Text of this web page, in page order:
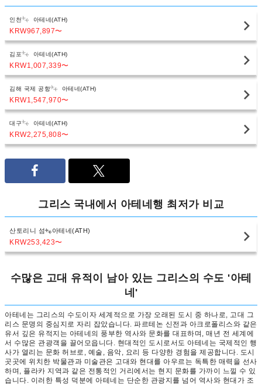
인천 아테네(ATH)
KRW967,897〜
김포 아테네(ATH)
KRW1,007,339〜
김해 국제 공항 아테네(ATH)
KRW1,547,970〜
대구 아테네(ATH)
KRW2,275,808〜
그리스 국내에서 아테네행 최저가 비교
산토리니 섬 아테네(ATH)
KRW253,423〜
수많은 고대 유적이 남아 있는 그리스의 수도 '아테
네'
아테네는 그리스의 수도이자 세계적으로 가장 오래된 도시 중 하나로, 고대 그
리스 문명의 중심지로 자리 잡았습니다. 파르테논 신전과 아크로폴리스와 같은
유서 깊은 유적지는 아테네의 풍부한 역사와 문화를 대표하며, 매년 전 세계에
서 수많은 관광객을 끌어모읍니다. 현대적인 도시로서도 아테네는 국제적인 행
사가 열리는 문화 허브로, 예술, 음악, 요리 등 다양한 경험을 제공합니다. 도시
곳곳에 위치한 박물관과 미술관은 고대와 현대를 아우르는 독특한 매력을 선사
하며, 플라카 지역과 같은 전통적인 거리에서는 현지 문화를 가까이 느낄 수 있
습니다. 이러한 특성 덕분에 아테네는 단순한 관광지를 넘어 역사와 현대가 조